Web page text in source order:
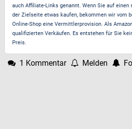
auch Affiliate-Links genannt. Wenn Sie auf
der Zielseite etwas kaufen, bekommen wir vom
Online-Shop eine Vermittlerprovision. Als
qualifizierten Verkäufen. Es entstehen für Sie
Preis.
1 Kommentar Melden